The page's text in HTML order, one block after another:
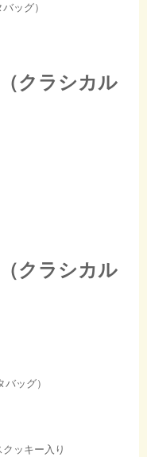
クラシカル
クラシカル
ッキー入り